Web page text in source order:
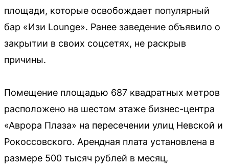
площади, которые освобождает популярный
бар «Изи Lounge». Ранее заведение объявило о
закрытии в своих соцсетях, не раскрыв
причины.
Помещение площадью 687 квадратных метров
расположено на шестом этаже бизнес-центра
«Аврора Плаза» на пересечении улиц Невской и
Рокоссовского. Арендная плата установлена в
размере 500 тысяч рублей в месяц,